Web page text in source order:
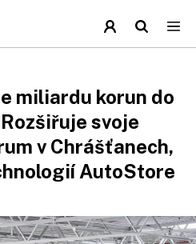
miliardu korun do
svoje
v Chrášťanech,
AutoStore